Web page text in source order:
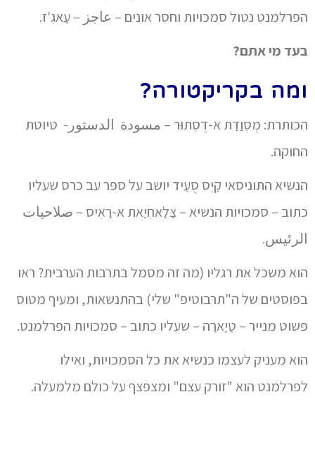
הפרלמנט נטול סמכויות וחסר אונים – عاجز – עַאגִ'ז.
בעד מי אתם?
ומה בקריקטורה?
הכותרת: מֻסְוַדַת א-דֻסְתוּר – مسودة الدستور- טיוטת
החוקה.
הנשיא התוניסאי קַיְס סֻעַיד יושב על ספר עב כרס שעליו
כתוב – סמכויות הנשיא – צַלַאחִיַאת א-רַאִיס – صلاحيات
الرئيس.
הוא משכל את רגליו (מה זה מסמל בתרבות הערבית? ראו
בפוסטים של ה"תרבוטיפ" שלי) בהתנשאות, ומעיף מטוס
פשוט מנייר – טַיַארַה – שעליו כתוב – סמכויות הפרלמנט.
הוא מעניק לעצמו כנשיא את כל הסמכויות, ואילו
לפרלמנט הוא "זורק עצם" ומצפצף על כולם מלמעלה.